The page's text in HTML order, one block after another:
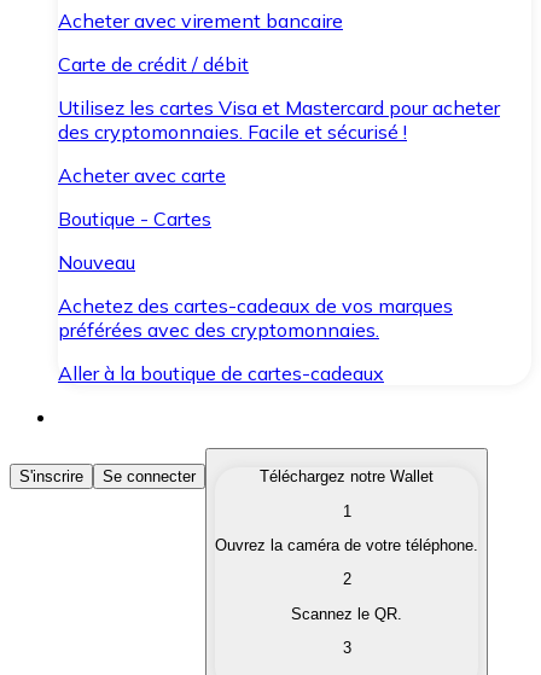
Acheter avec virement bancaire
Carte de crédit / débit
Utilisez les cartes Visa et Mastercard pour acheter
des cryptomonnaies. Facile et sécurisé !
Acheter avec carte
Boutique - Cartes
Nouveau
Achetez des cartes-cadeaux de vos marques
préférées avec des cryptomonnaies.
Aller à la boutique de cartes-cadeaux
Acheter des Cryptomonnaies
Achetez les cryptomonnaies qui vous intéressent
Convertissez vos cryptomonnaies en monnaie
S'inscrire Se connecter
Téléchargez notre Wallet
1
Ouvrez la caméra de votre téléphone.
2
Scannez le QR.
3